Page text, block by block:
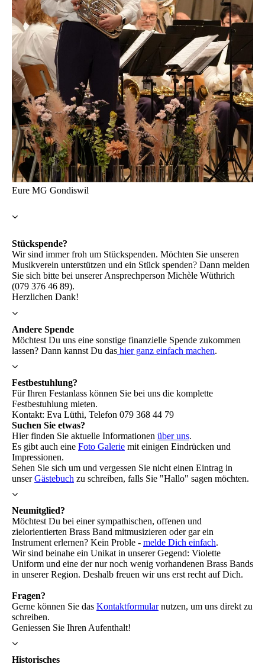
Eure MG Gondiswil
Stückspende?
Wir sind immer froh um Stückspenden. Möchten Sie unseren
Musikverein unterstützen und ein Stück spenden? Dann melden
Sie sich bitte bei unserer Ansprechperson Michèle Wüthrich
(079 376 46 89).
Herzlichen Dank!
Andere Spende
Möchtest Du uns eine sonstige finanzielle Spende zukommen
lassen? Dann kannst Du das hier ganz einfach machen.
Festbestuhlung?
Für Ihren Festanlass können Sie bei uns die komplette
Festbestuhlung mieten.
Kontakt: Eva Lüthi, Telefon 079 368 44 79
Suchen Sie etwas?
Hier finden Sie aktuelle Informationen über uns.
Es gibt auch eine Foto Galerie mit einigen Eindrücken und
Impressionen.
Sehen Sie sich um und vergessen Sie nicht einen Eintrag in
unserGästebuch zu schreiben, falls Sie "Hallo" sagen möchten.
Neumitglied?
Möchtest Du bei einer sympathischen, offenen und
zielorientierten Brass Band mitmusizieren oder gar ein
Instrument erlernen? Kein Proble - melde Dich einfach.
Wir sind beinahe ein Unikat in unserer Gegend: Violette
Uniform und eine der nur noch wenig vorhandenen Brass Bands
in unserer Region. Deshalb freuen wir uns erst recht auf Dich.
Fragen?
Gerne können Sie das Kontaktformularnutzen, um uns direkt zu
schreiben.
Geniessen Sie Ihren Aufenthalt!
Historisches